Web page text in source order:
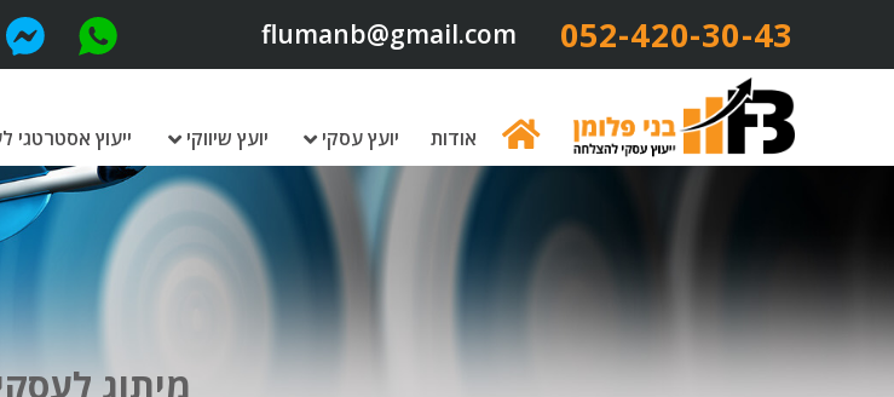
052-420-30-43​
flumanb@gmail.com
אודות יועץ עסקי יועץ שיווקי ייעוץ אסטרטגי
מיתוג